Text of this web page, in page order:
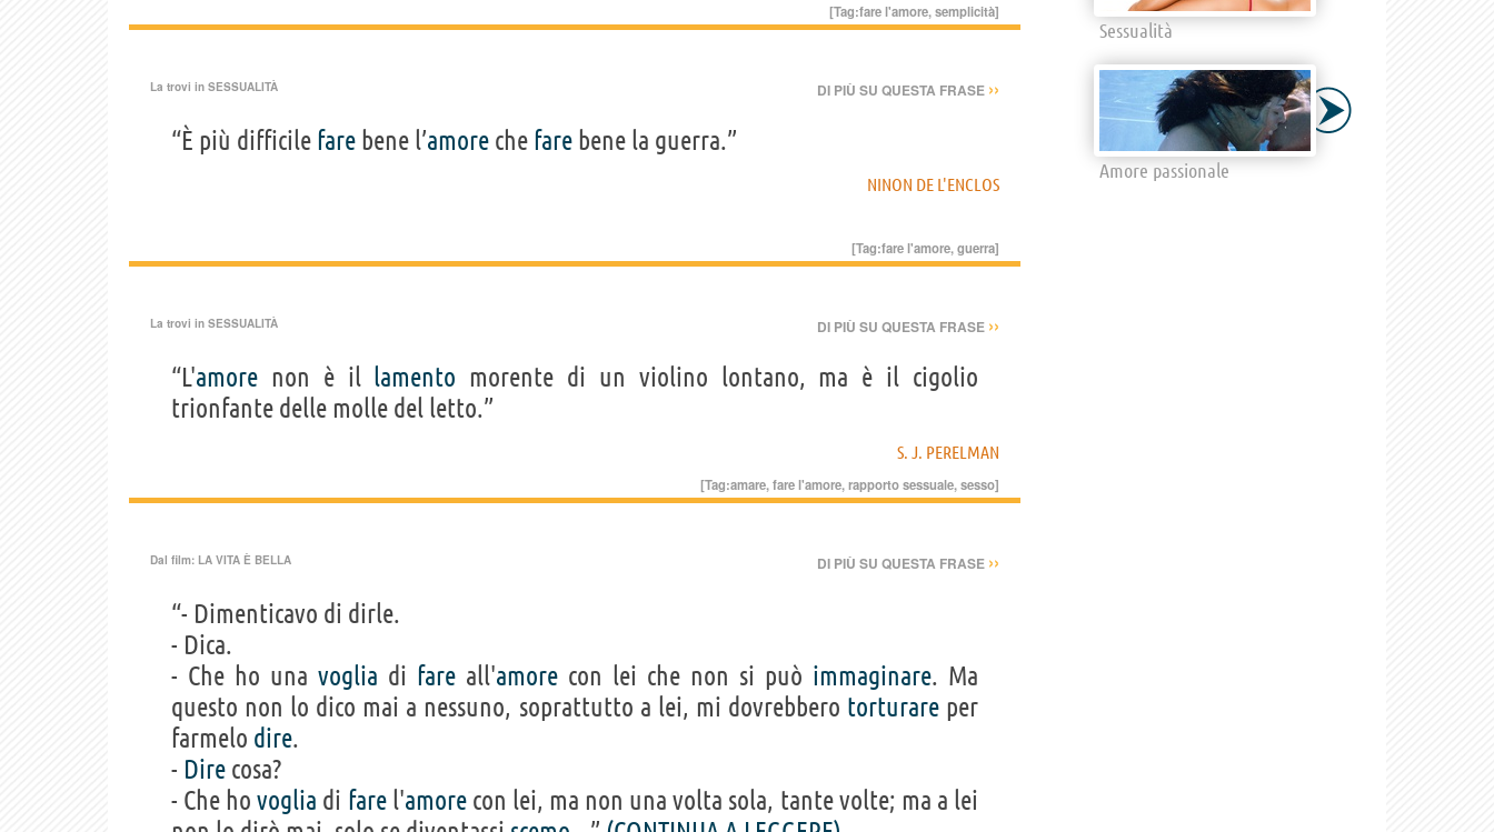
[Tag:fare l'amore,semplicità]
La trovi in SESSUALITÀ DI PIÙ SU QUESTA FRASE ››
“È più difficile fare bene l’amore che fare bene la guerra.”
NINON DE L'ENCLOS
[Tag:fare l'amore,guerra]
La trovi in SESSUALITÀ DI PIÙ SU QUESTA FRASE ››
“L'amore non è il lamento morente di un violino lontano, ma è il cigolio
trionfante delle molle del letto.”
S. J. PERELMAN
[Tag:amare,fare l'amore,rapporto sessuale,sesso]
Dal film: LA VITA È BELLA DI PIÙ SU QUESTA FRASE ››
“- Dimenticavo di dirle.
- Dica.
- Che ho una voglia di fare all'amore con lei che non si può immaginare. Ma
questo non lo dico mai a nessuno, soprattutto a lei, mi dovrebbero torturareper
farmelo dire.
- Dire cosa?
- Che hovoglia di farel'amorecon lei, ma non una volta sola, tante volte; ma a lei
Sessualità
Amore passionale